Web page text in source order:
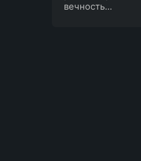
вечность...